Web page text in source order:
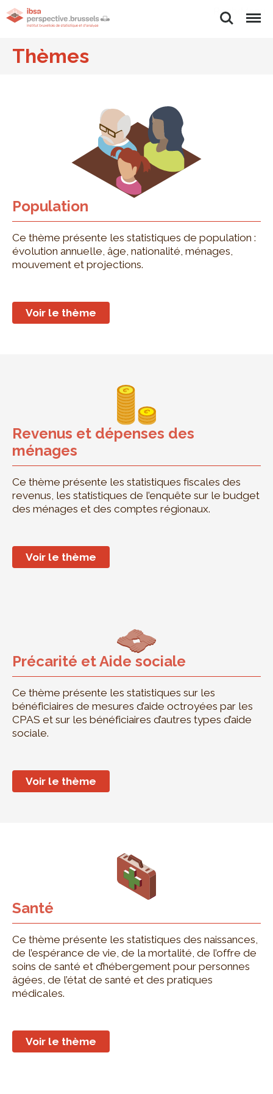
Rechercher
Menu
Thèmes
Population
Ce thème présente les statistiques de population :
évolution annuelle, âge, nationalité, ménages,
mouvement et projections.
Voir le thème
Revenus et dépenses des
ménages
Ce thème présente les statistiques fiscales des
revenus, les statistiques de l’enquête sur le budget
des ménages et des comptes régionaux.
Voir le thème
Précarité et Aide sociale
Ce thème présente les statistiques sur les
bénéficiaires de mesures d’aide octroyées par les
CPAS et sur les bénéficiaires d’autres types d’aide
sociale.
Voir le thème
Santé
Ce thème présente les statistiques des naissances,
de l’espérance de vie, de la mortalité, de l’offre de
soins de santé et d’hébergement pour personnes
âgées, de l’état de santé et des pratiques
médicales.
Voir le thème